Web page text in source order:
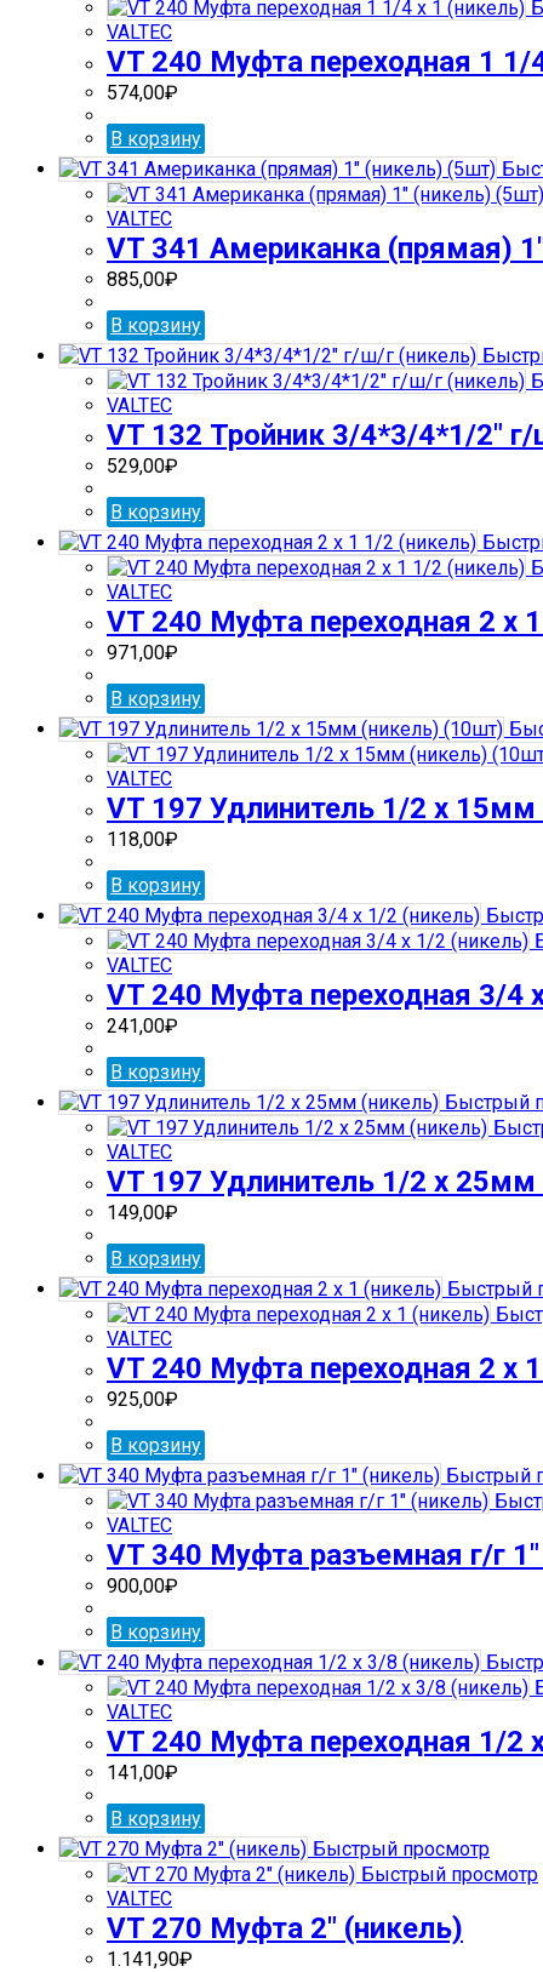
VALTEC
VT 240 Муфта переходная 1 1/
574,00₽
В корзину
VALTEC
VT 341 Американка (прямая)
885,00₽
В корзину
VALTEC
VT 132 Тройник 3/4*3/4*1/2″
529,00₽
В корзину
VALTEC
VT 240 Муфта переходная 2 х
971,00₽
В корзину
VALTEC
VT 197 Удлинитель 1/2 х
118,00₽
В корзину
VALTEC
VT 240 Муфта переходная 3/4
241,00₽
В корзину
Быстрый
VALTEC
VT 197 Удлинитель 1/2 х 25мм
149,00₽
В корзину
Быстрый
VALTEC
VT 240 Муфта переходная 2 х
925,00₽
В корзину
Быстрый
VALTEC
VT 340 Муфта разъемная г/г
900,00₽
В корзину
VALTEC
VT 240 Муфта переходная 1/2
141,00₽
В корзину
Быстрый просмотр
Быстрый просмотр
VALTEC
VT 270 Муфта 2″ (никель)
1.141,90₽